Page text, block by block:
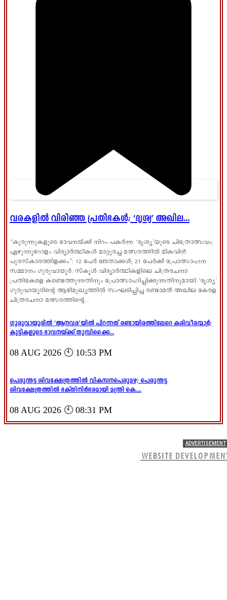
വരകളിൽ വിരിഞ്ഞ പ്രതിഭകൾ; ‘ദൃശ്യ’ അഖില...
“കുരുന്നുകളുടെ ഭാവനയ്ക്ക് നിറം പകർന്ന ‘ദൃശ്യ’യുടെ ചിത്രോത്സവം;
ഏഴുന്നൂറോളം വിദ്യാർത്ഥികൾ മാറ്റുരച്ച മത്സരത്തിൽ മികവിന്
പുരസ്‌കാരത്തിളക്കം”: 12 പേർ ജേതാക്കൾ; 21 പേർക്ക് പ്രോത്സാഹന
സമ്മാനം ഗുരുവായൂർ: സ്കൂൾ വിദ്യാർത്ഥികളിലെ ചിത്രരചനാ
പ്രതിഭകളെ കണ്ടെത്തുന്നതിനും പ്രോത്സാഹിപ്പിക്കുന്നതിനുമായി ‘ദൃശ്യ’
ഗുരുവായൂരിന്റെ ആഭിമുഖ്യത്തിൽ സംഘടിപ്പിച്ച രണ്ടാമത് അഖില കേരള
ചിത്രരചനാ മത്സരത്തിന്റെ...
ഗുരുവായൂരിൽ ‘ആനവര’യിൽ പിറന്നത് രണ്ടായിരത്തിലേറെ കരിവീരന്മാർ;
കുട്ടികളുടെ ഭാവനയ്ക്ക് തുമ്പിക്കൈ...
08 AUG 2026 🕙 10:53 PM
പെരുന്തട്ട ശിവക്ഷേത്രത്തിൽ വികസനപെരുമഴ; പെരുന്തട്ട
ശിവക്ഷേത്രത്തിൽ ഭക്തിനിർഭരമായി മന്ത്രി കെ....
08 AUG 2026 🕙 08:31 PM
ADVERTISEMENT
WEBSITE